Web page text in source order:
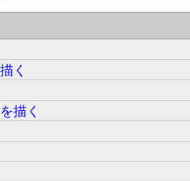
く
描く